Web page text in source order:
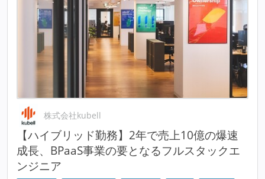
株式会社kubell
【ハイブリッド勤務】2年で売上10億の爆速
成長、BPaaS事業の要となるフルスタックエ
ンジニア